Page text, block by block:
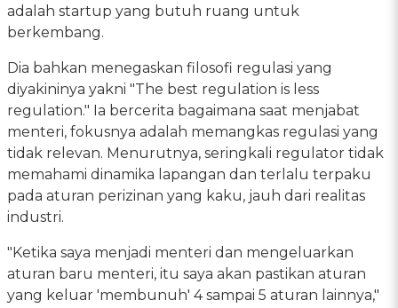
adalah startup yang butuh ruang untuk
berkembang.
Dia bahkan menegaskan filosofi regulasi yang
diyakininya yakni "The best regulation is less
regulation." Ia bercerita bagaimana saat menjabat
menteri, fokusnya adalah memangkas regulasi yang
tidak relevan. Menurutnya, seringkali regulator tidak
memahami dinamika lapangan dan terlalu terpaku
pada aturan perizinan yang kaku, jauh dari realitas
industri.
"Ketika saya menjadi menteri dan mengeluarkan
aturan baru menteri, itu saya akan pastikan aturan
yang keluar 'membunuh' 4 sampai 5 aturan lainnya,"